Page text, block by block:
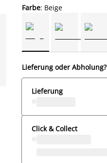
Farbe: Beige
Lieferung oder Abholung?
Lieferung
Click & Collect